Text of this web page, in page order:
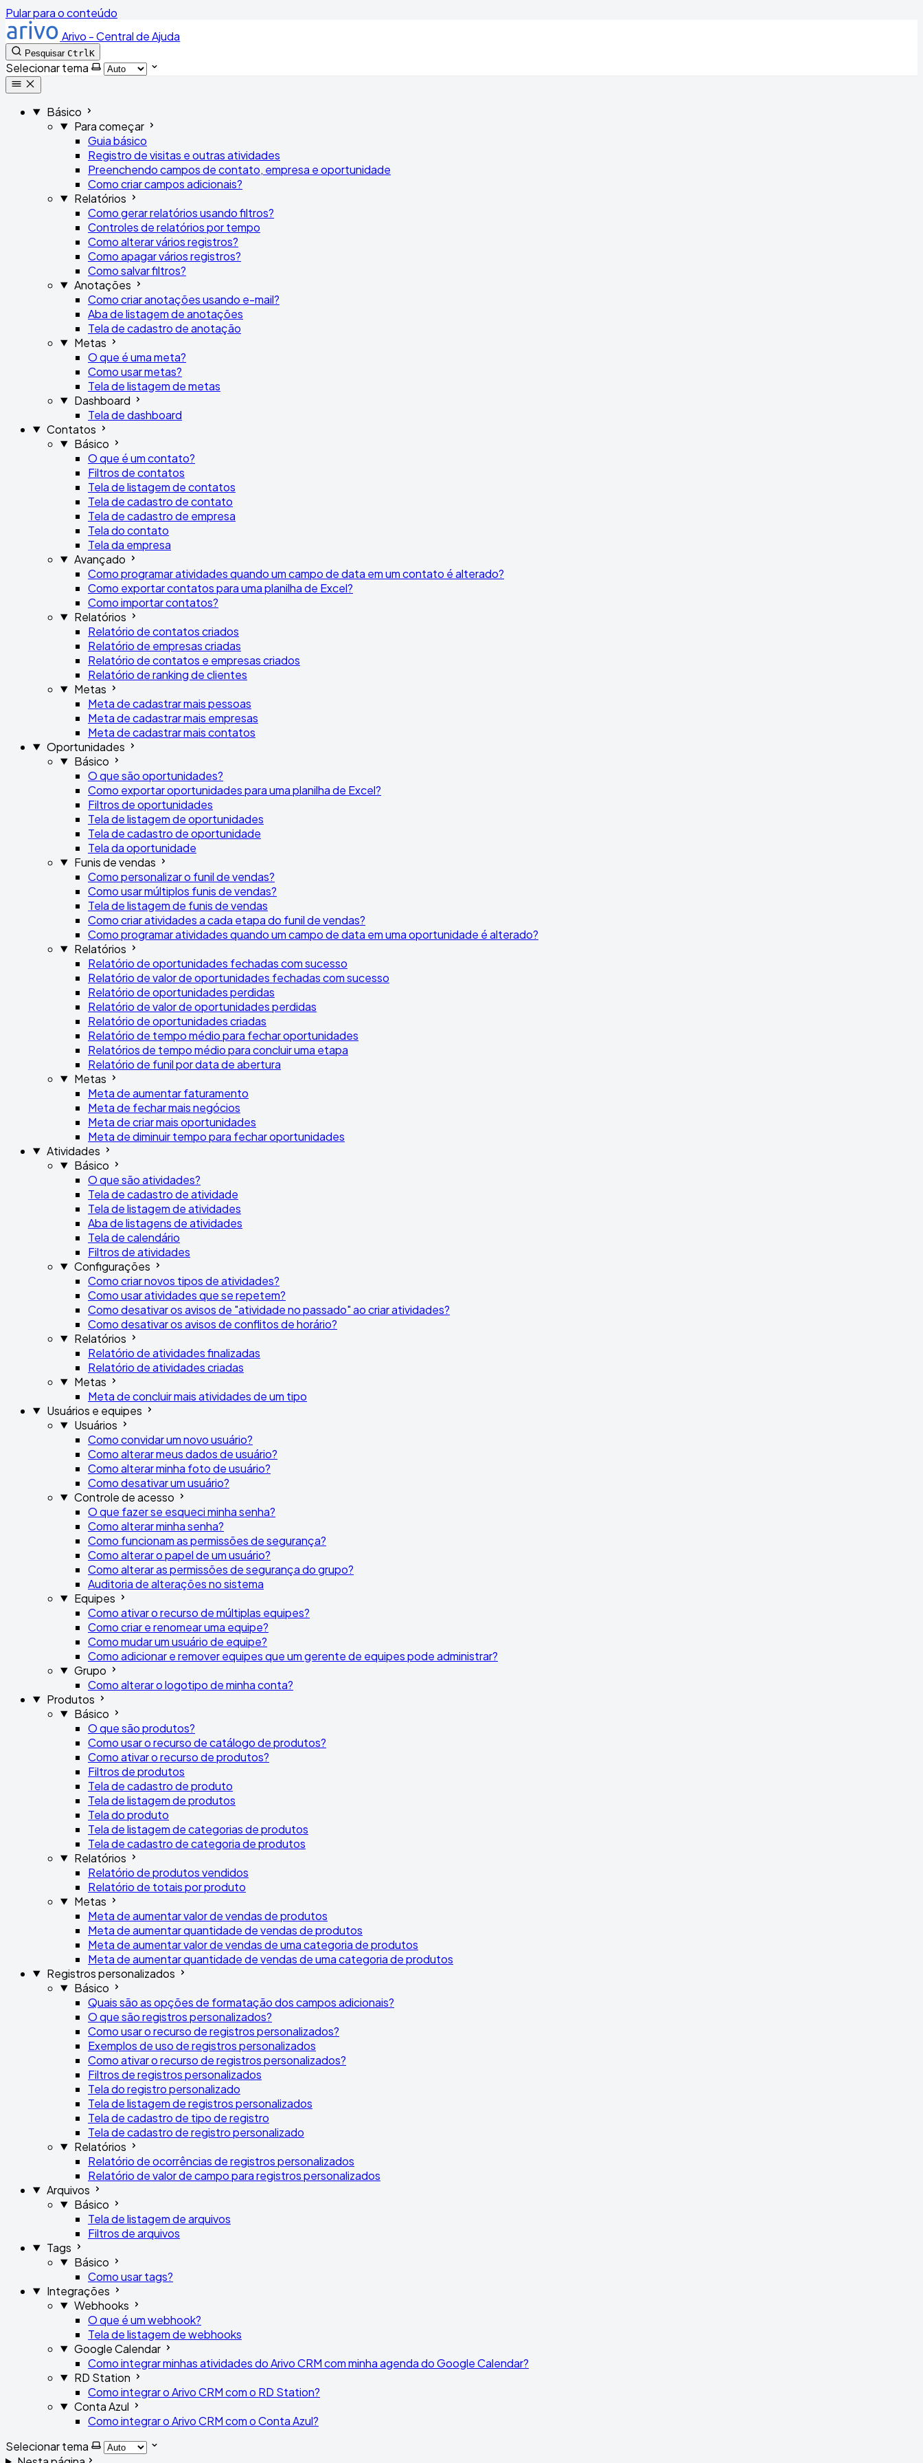
Pular para o conteúdo
Arivo - Central de Ajuda
Pesquisar Ctrl K
Selecionar tema
Básico
Para começar
Guia básico
Registro de visitas e outras atividades
Preenchendo campos de contato, empresa e oportunidade
Como criar campos adicionais?
Relatórios
Como gerar relatórios usando filtros?
Controles de relatórios por tempo
Como alterar vários registros?
Como apagar vários registros?
Como salvar filtros?
Anotações
Como criar anotações usando e-mail?
Aba de listagem de anotações
Tela de cadastro de anotação
Metas
O que é uma meta?
Como usar metas?
Tela de listagem de metas
Dashboard
Tela de dashboard
Contatos
Básico
O que é um contato?
Filtros de contatos
Tela de listagem de contatos
Tela de cadastro de contato
Tela de cadastro de empresa
Tela do contato
Tela da empresa
Avançado
Como programar atividades quando um campo de data em um contato é alterado?
Como exportar contatos para uma planilha de Excel?
Como importar contatos?
Relatórios
Relatório de contatos criados
Relatório de empresas criadas
Relatório de contatos e empresas criados
Relatório de ranking de clientes
Metas
Meta de cadastrar mais pessoas
Meta de cadastrar mais empresas
Meta de cadastrar mais contatos
Oportunidades
Básico
O que são oportunidades?
Como exportar oportunidades para uma planilha de Excel?
Filtros de oportunidades
Tela de listagem de oportunidades
Tela de cadastro de oportunidade
Tela da oportunidade
Funis de vendas
Como personalizar o funil de vendas?
Como usar múltiplos funis de vendas?
Tela de listagem de funis de vendas
Como criar atividades a cada etapa do funil de vendas?
Como programar atividades quando um campo de data em uma oportunidade é alterado?
Relatórios
Relatório de oportunidades fechadas com sucesso
Relatório de valor de oportunidades fechadas com sucesso
Relatório de oportunidades perdidas
Relatório de valor de oportunidades perdidas
Relatório de oportunidades criadas
Relatório de tempo médio para fechar oportunidades
Relatórios de tempo médio para concluir uma etapa
Relatório de funil por data de abertura
Metas
Meta de aumentar faturamento
Meta de fechar mais negócios
Meta de criar mais oportunidades
Meta de diminuir tempo para fechar oportunidades
Atividades
Básico
O que são atividades?
Tela de cadastro de atividade
Tela de listagem de atividades
Aba de listagens de atividades
Tela de calendário
Filtros de atividades
Configurações
Como criar novos tipos de atividades?
Como usar atividades que se repetem?
Como desativar os avisos de "atividade no passado" ao criar atividades?
Como desativar os avisos de conflitos de horário?
Relatórios
Relatório de atividades finalizadas
Relatório de atividades criadas
Metas
Meta de concluir mais atividades de um tipo
Usuários e equipes
Usuários
Como convidar um novo usuário?
Como alterar meus dados de usuário?
Como alterar minha foto de usuário?
Como desativar um usuário?
Controle de acesso
O que fazer se esqueci minha senha?
Como alterar minha senha?
Como funcionam as permissões de segurança?
Como alterar o papel de um usuário?
Como alterar as permissões de segurança do grupo?
Auditoria de alterações no sistema
Equipes
Como ativar o recurso de múltiplas equipes?
Como criar e renomear uma equipe?
Como mudar um usuário de equipe?
Como adicionar e remover equipes que um gerente de equipes pode administrar?
Grupo
Como alterar o logotipo de minha conta?
Produtos
Básico
O que são produtos?
Como usar o recurso de catálogo de produtos?
Como ativar o recurso de produtos?
Filtros de produtos
Tela de cadastro de produto
Tela de listagem de produtos
Tela do produto
Tela de listagem de categorias de produtos
Tela de cadastro de categoria de produtos
Relatórios
Relatório de produtos vendidos
Relatório de totais por produto
Metas
Meta de aumentar valor de vendas de produtos
Meta de aumentar quantidade de vendas de produtos
Meta de aumentar valor de vendas de uma categoria de produtos
Meta de aumentar quantidade de vendas de uma categoria de produtos
Registros personalizados
Básico
Quais são as opções de formatação dos campos adicionais?
O que são registros personalizados?
Como usar o recurso de registros personalizados?
Exemplos de uso de registros personalizados
Como ativar o recurso de registros personalizados?
Filtros de registros personalizados
Tela do registro personalizado
Tela de listagem de registros personalizados
Tela de cadastro de tipo de registro
Tela de cadastro de registro personalizado
Relatórios
Relatório de ocorrências de registros personalizados
Relatório de valor de campo para registros personalizados
Arquivos
Básico
Tela de listagem de arquivos
Filtros de arquivos
Tags
Básico
Como usar tags?
Integrações
Webhooks
O que é um webhook?
Tela de listagem de webhooks
Google Calendar
Como integrar minhas atividades do Arivo CRM com minha agenda do Google Calendar?
RD Station
Como integrar o Arivo CRM com o RD Station?
Conta Azul
Como integrar o Arivo CRM com o Conta Azul?
Selecionar tema